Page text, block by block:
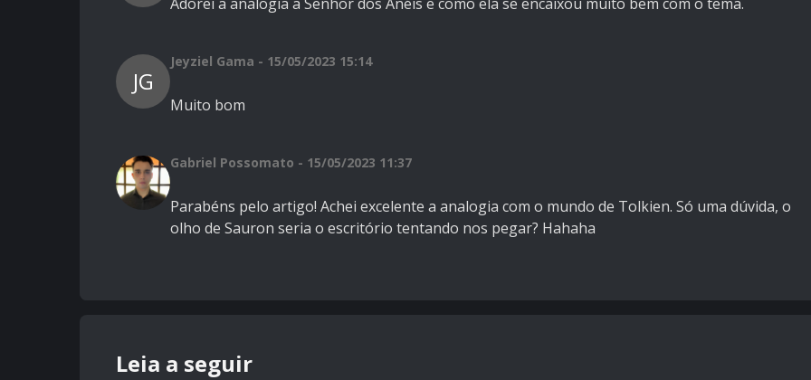
JG
Jeyziel Gama - 15/05/2023 15:14
Muito bom
Gabriel Possomato - 15/05/2023 11:37
Parabéns pelo artigo! Achei excelente a analogia com o mundo de Tolkien. Só uma dúvida, o
olho de Sauron seria o escritório tentando nos pegar? Hahaha
Leia a seguir